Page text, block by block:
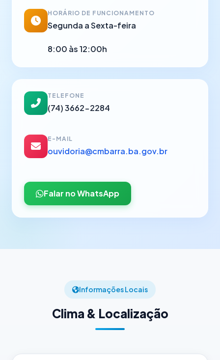
HORÁRIO DE FUNCIONAMENTO
Segunda a Sexta-feira
8:00 às 12:00h
TELEFONE
(74) 3662-2284
E-MAIL
ouvidoria@cmbarra.ba.gov.br
Falar no WhatsApp
Informações Locais
Clima & Localização